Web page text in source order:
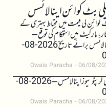
بٹ کوائن اینالائسس
کی قیمت میں محتاط بہتری کے
مارکیٹ میں استحکام کی توقع –
اینالائسس برائے تاریخ 2026-08-
Owais Paracha 06/08/
ڈیلی کرپٹو نیوز اینالائسس – 2026-08-
Owais Paracha 06/08/